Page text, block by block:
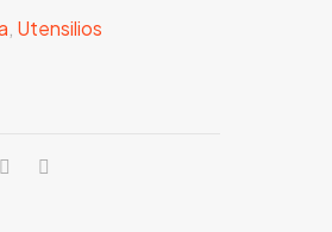
Utensilios